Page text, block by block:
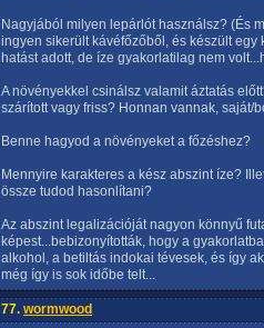
Nagyjából milyen lepárlót használsz? (És
ingyen sikerült kávéfőzőből, és készült
hatást adott, de íze gyakorlatilag nem
A növényekkel csinálsz valamit áztatás
szárított vagy friss? Honnan vannak, saját/
Benne hagyod a növényeket a főzéshez?
Mennyire karakteres a kész abszint íze?
össze tudod hasonlítani?
Az abszint legalizációját nagyon könnyű
képest...bebizonyították, hogy a
alkohol, a betiltás indokai tévesek, és így
még így is sok időbe telt...
77. wormwood